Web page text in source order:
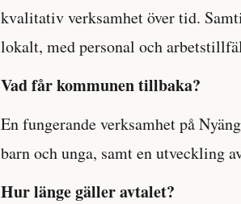
kvalitativ verksamhet över tid.
lokalt, med personal och
Vad får kommunen tillbaka?
En fungerande verksamhet på
barn och unga, samt en utveckling
Hur länge gäller avtalet?